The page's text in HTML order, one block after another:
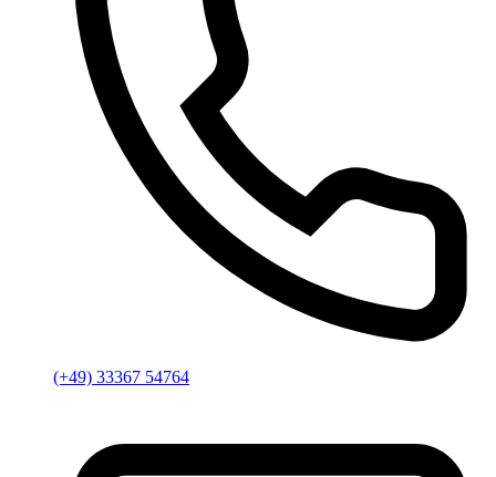
(+49) 33367 54764